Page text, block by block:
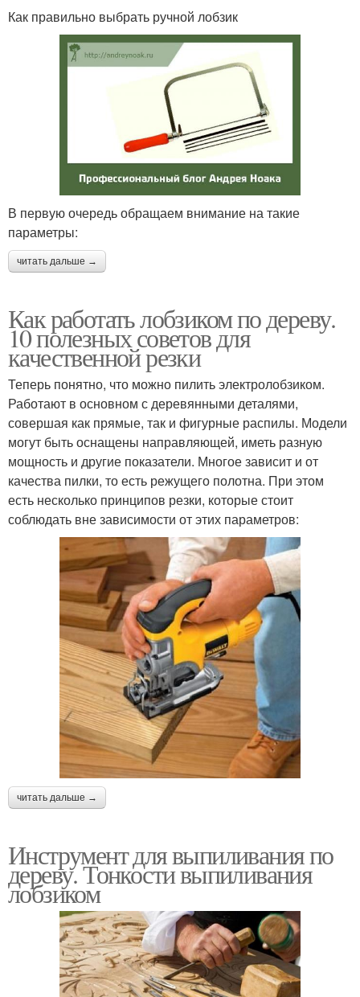
Как правильно выбрать ручной лобзик
В первую очередь обращаем внимание на такие
параметры:
читать дальше →
Как работать лобзиком по дереву.
10 полезных советов для
качественной резки
Теперь понятно, что можно пилить электролобзиком.
Работают в основном с деревянными деталями,
совершая как прямые, так и фигурные распилы. Модели
могут быть оснащены направляющей, иметь разную
мощность и другие показатели. Многое зависит и от
качества пилки, то есть режущего полотна. При этом
есть несколько принципов резки, которые стоит
соблюдать вне зависимости от этих параметров:
читать дальше →
Инструмент для выпиливания по
дереву. Тонкости выпиливания
лобзиком